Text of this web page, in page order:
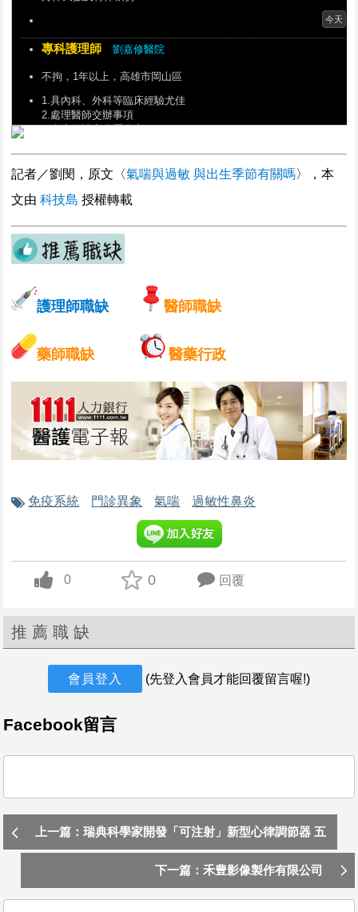
今天
專科護理師 劉嘉修醫院
不拘，1年以上，高雄市岡山區
1.具內科、外科等臨床經驗尤佳
2.處理醫師交辦事項
3.病房及護家病歷書寫
今天
《配合缺工獎勵》護理之家照顧服務員【可固定班】
不拘，不拘，高雄市岡山區
日班/小夜班/大夜班【可固定班】。
◎夜班費另計(依實際排班發放)。
◎留任
約用醫事檢驗師 高雄榮民總醫院臺南分院
不拘，不拘，台南市永康區
1. 各類臨床檢驗作業
2. 醫院暨教學評鑑及醫學實驗室認證作業。
4. 不定期支援社區醫療作業
5
護理人員 祥太醫療社團法人祥太醫院
不拘，不拘，嘉義市西區
1.提供基本的病患基礎醫藥照顧， 如：包紮傷口、換藥等。
2.測量並且記錄病患的生理狀態（如：體重、
護理之家護理人員
1.提供住民基礎護理照護， 如：包紮傷口、換藥等。
2.測量並且記錄住民的生理狀態（如：體重、體溫、
【學歷】
護理學士以上畢業
【經歷】
記者／劉閔，原文〈氣喘與過敏 與出生季節有關嗎〉，本
文由科技島 授權轉載
護理師職缺 醫師職缺
藥師職缺 醫藥行政
免疫系統 門診異象 氣喘 過敏性鼻炎
up vote
0 0 回覆
推薦職缺
會員登入 (先登入會員才能回覆留言喔!)
Facebook留言
上一篇：瑞典科學家開發「可注射」新型心律調節器 五
下一篇：禾豊影像製作有限公司